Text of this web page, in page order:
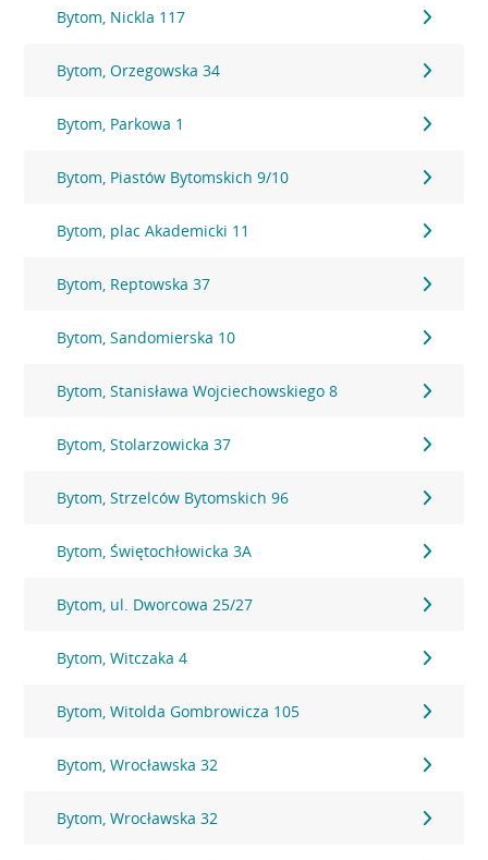
Bytom, Nickla 117
Bytom, Orzegowska 34
Bytom, Parkowa 1
Bytom, Piastów Bytomskich 9/10
Bytom, plac Akademicki 11
Bytom, Reptowska 37
Bytom, Sandomierska 10
Bytom, Stanisława Wojciechowskiego 8
Bytom, Stolarzowicka 37
Bytom, Strzelców Bytomskich 96
Bytom, Świętochłowicka 3A
Bytom, ul. Dworcowa 25/27
Bytom, Witczaka 4
Bytom, Witolda Gombrowicza 105
Bytom, Wrocławska 32
Bytom, Wrocławska 32